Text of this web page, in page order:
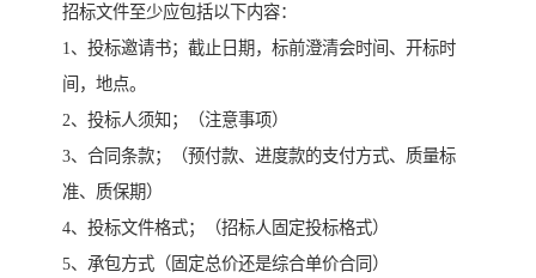
招标文件至少应包括以下内容：
1、投标邀请书；截止日期，标前澄清会时间、开标时
间，地点。
2、投标人须知；（注意事项）
3、合同条款；（预付款、进度款的支付方式、质量标
准、质保期）
4、投标文件格式；（招标人固定投标格式）
5、承包方式（固定总价还是综合单价合同）